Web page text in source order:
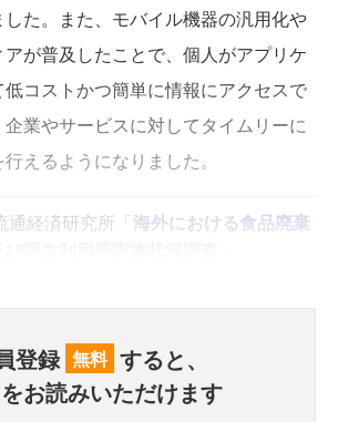
た。また、モバイル機器の汎用化や
が普及したことで、個人がアプリケ
コストかつ簡単に情報にアクセスで
業やサービスに対してタイムリーに
えるようになりました。
通経済研究所「海外における食品廃棄
登録 無料 すると、
お読みいただけます